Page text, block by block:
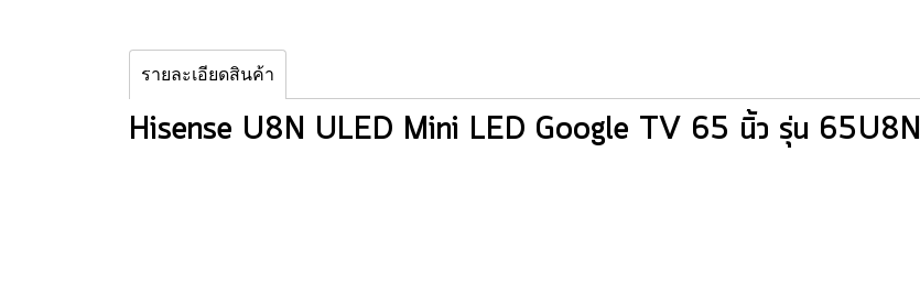
รายละเอียดสินค้า
Hisense U8N ULED Mini LED Google TV 65 นิ้ว รุ่น 65U8N